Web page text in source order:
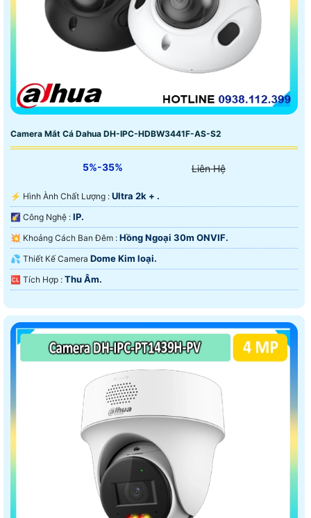
Camera Mắt Cá Dahua DH-IPC-HDBW3441F-AS-S2
5%-35% Liên Hệ
️⚡ Hình Ành Chất Lượng : Ultra 2k + .
🌠 Công Nghệ : IP.
💥 Khoảng Cách Ban Đêm : Hồng Ngoại 30m ONVIF.
💦 Thiết Kế Camera Dome Kim loại.
️🆑 Tích Hợp : Thu Âm.